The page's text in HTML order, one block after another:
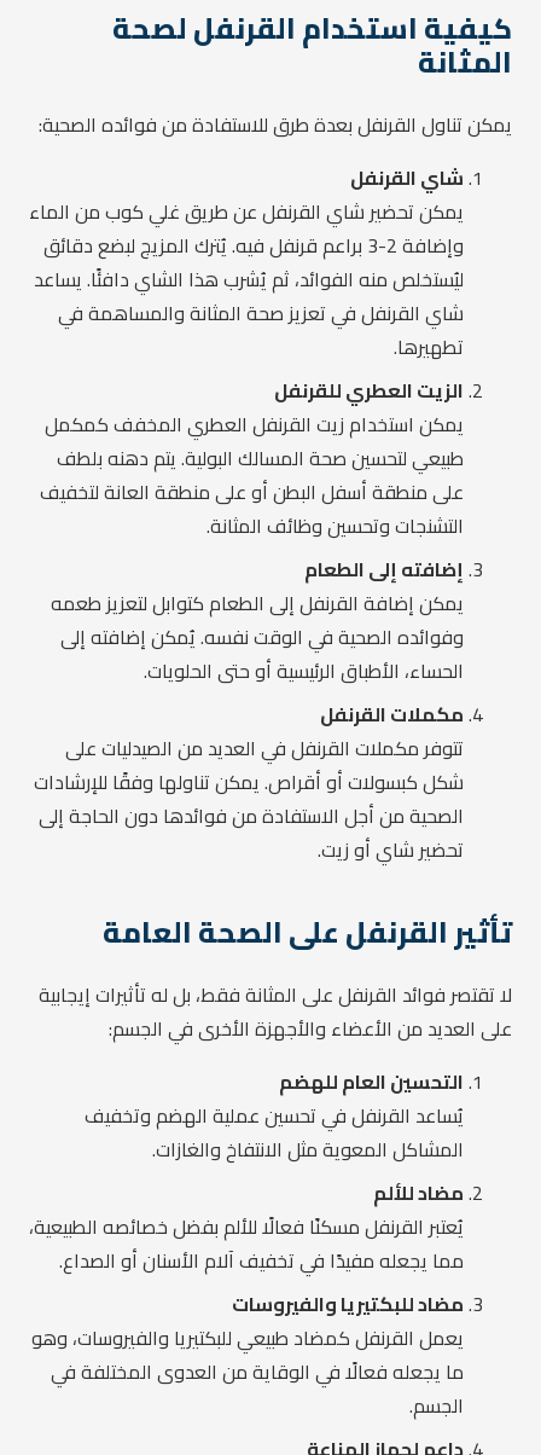
كيفية استخدام القرنفل لصحة
المثانة
يمكن تناول القرنفل بعدة طرق للاستفادة من فوائده الصحية:
شاي القرنفل
يمكن تحضير شاي القرنفل عن طريق غلي كوب من الماء
وإضافة 2-3 براعم قرنفل فيه. يُترك المزيج لبضع دقائق
ليُستخلص منه الفوائد، ثم يُشرب هذا الشاي دافئًا. يساعد
شاي القرنفل في تعزيز صحة المثانة والمساهمة في
تطهيرها.
الزيت العطري للقرنفل
يمكن استخدام زيت القرنفل العطري المخفف كمكمل
طبيعي لتحسين صحة المسالك البولية. يتم دهنه بلطف
على منطقة أسفل البطن أو على منطقة العانة لتخفيف
التشنجات وتحسين وظائف المثانة.
إضافته إلى الطعام
يمكن إضافة القرنفل إلى الطعام كتوابل لتعزيز طعمه
وفوائده الصحية في الوقت نفسه. يُمكن إضافته إلى
الحساء، الأطباق الرئيسية أو حتى الحلويات.
مكملات القرنفل
تتوفر مكملات القرنفل في العديد من الصيدليات على
شكل كبسولات أو أقراص. يمكن تناولها وفقًا للإرشادات
الصحية من أجل الاستفادة من فوائدها دون الحاجة إلى
تحضير شاي أو زيت.
تأثير القرنفل على الصحة العامة
لا تقتصر فوائد القرنفل على المثانة فقط، بل له تأثيرات إيجابية
على العديد من الأعضاء والأجهزة الأخرى في الجسم:
التحسين العام للهضم
يُساعد القرنفل في تحسين عملية الهضم وتخفيف
المشاكل المعوية مثل الانتفاخ والغازات.
مضاد للألم
يُعتبر القرنفل مسكنًا فعالًا للألم بفضل خصائصه الطبيعية،
مما يجعله مفيدًا في تخفيف آلام الأسنان أو الصداع.
مضاد للبكتيريا والفيروسات
يعمل القرنفل كمضاد طبيعي للبكتيريا والفيروسات، وهو
ما يجعله فعالًا في الوقاية من العدوى المختلفة في
الجسم.